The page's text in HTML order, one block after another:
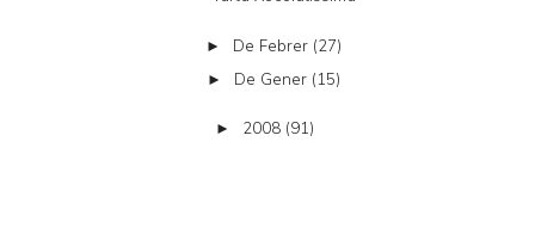
► De Febrer (27)
► De Gener (15)
► 2008 (91)